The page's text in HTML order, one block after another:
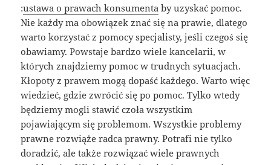
:ustawa o prawach konsumenta by uzyskać pomoc.
Nie każdy ma obowiązek znać się na prawie, dlatego
warto korzystać z pomocy specjalisty, jeśli czegoś się
obawiamy. Powstaje bardzo wiele kancelarii, w
których znajdziemy pomoc w trudnych sytuacjach.
Kłopoty z prawem mogą dopaść każdego. Warto więc
wiedzieć, gdzie zwrócić się po pomoc. Tylko wtedy
będziemy mogli stawić czoła wszystkim
pojawiającym się problemom. Wszystkie problemy
prawne rozwiąże radca prawny. Potrafi nie tylko
doradzić, ale także rozwiązać wiele prawnych